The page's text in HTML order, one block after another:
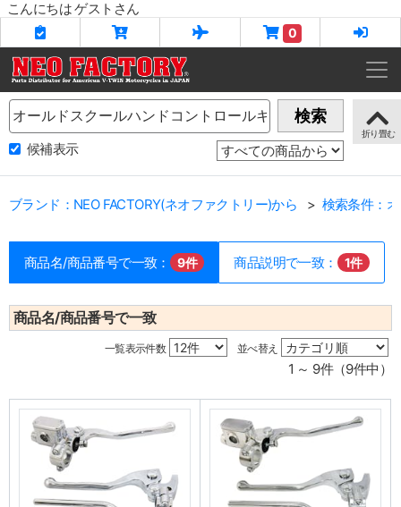
こんにちは ゲストさん
0
Name 検索
候補表示
ブランド：NEO FACTORY(ネオファクトリー)から 検索条件：
商品名/商品番号で一致： 9件 商品説明で一致： 1件
商品名/商品番号で一致
一覧表示件数 並べ替え
1 ～ 9件（9件中）